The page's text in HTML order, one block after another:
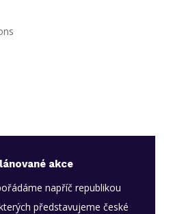
akce
napříč republikou
představujeme české